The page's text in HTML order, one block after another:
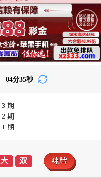
04分35秒
3期
2期
1期
大 双 咪牌